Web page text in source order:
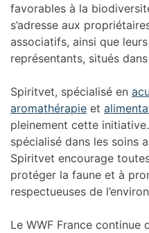
favorables à la
s’adresse aux
associatifs, ainsi que
représentants, situés
Spiritvet, spécialisé en
aromathérapie et
pleinement cette
spécialisé dans les soins
Spiritvet encourage
protéger la faune et à
respectueuses de
Le WWF France continue